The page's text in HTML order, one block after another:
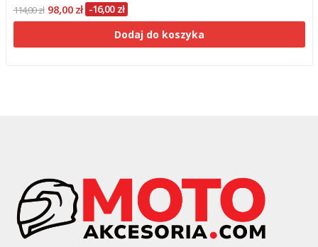
114,00 zł 98,00 zł -16,00 zł
Dodaj do koszyka